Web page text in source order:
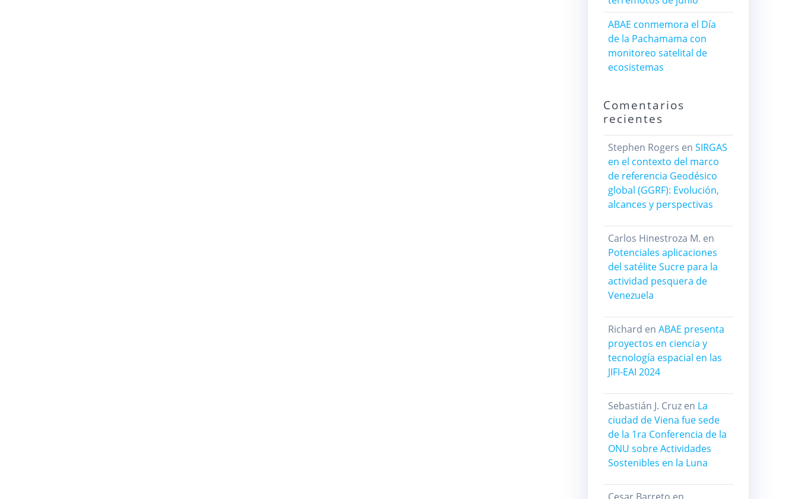
ABAE conmemora el Día
de la Pachamama con
monitoreo satelital de
ecosistemas
Comentarios
recientes
Stephen Rogers en SIRGAS
en el contexto del marco
de referencia Geodésico
global (GGRF): Evolución,
alcances y perspectivas
Carlos Hinestroza M. en
Potenciales aplicaciones
del satélite Sucre para la
actividad pesquera de
Venezuela
Richard en ABAE presenta
proyectos en ciencia y
tecnología espacial en las
JIFI-EAI 2024
Sebastián J. Cruzen La
ciudad de Viena fue sede
de la 1ra Conferencia de la
ONU sobre Actividades
Sostenibles en la Luna